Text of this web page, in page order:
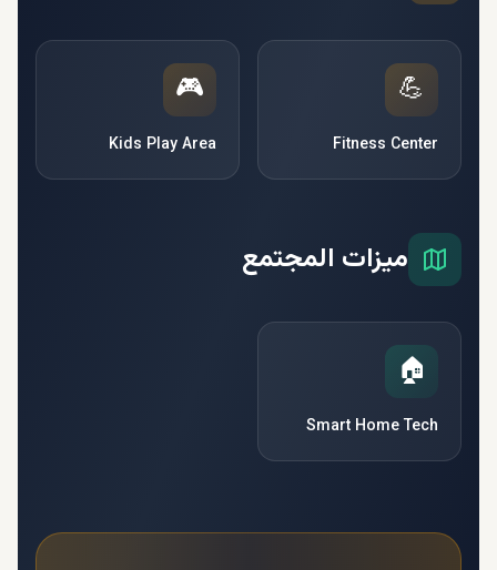
💪
Fitness Center
🎮
Kids Play Area
ميزات المجتمع
🏠
Smart Home Tech